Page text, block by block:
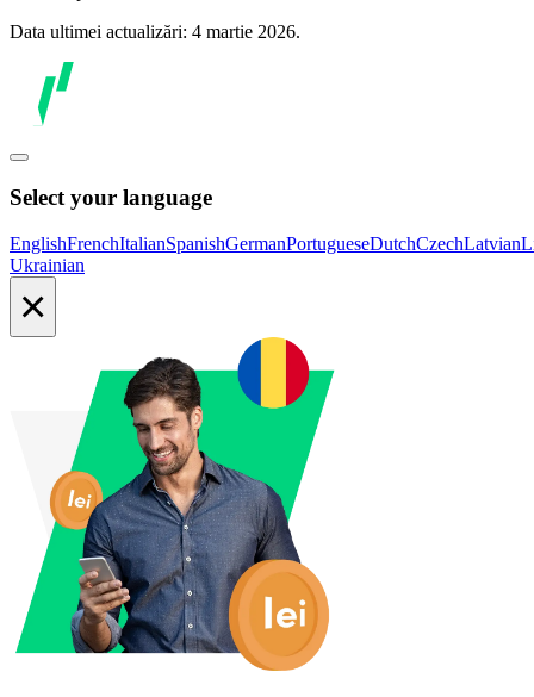
Data ultimei actualizări: 4 martie 2026.
Select your language
EnglishFrenchItalianSpanishGermanPortugueseDutchCzechLatvian
Ukrainian
×